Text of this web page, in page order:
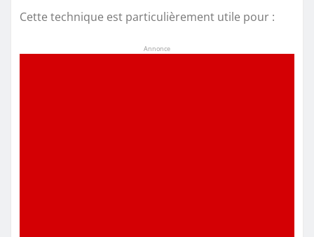
Cette technique est particulièrement utile pour :
Annonce